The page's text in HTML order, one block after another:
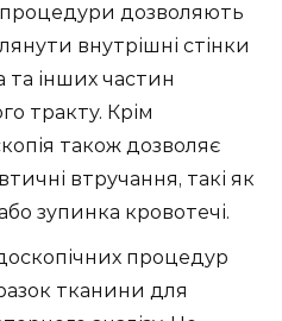
процедури дозволяють
внутрішні стінки
інших частин
тракту. Крім
також дозволяє
втручання, такі як
зупинка кровотечі.
процедур
тканини для